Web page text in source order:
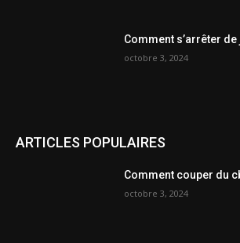
Comment s’arrêter
octobre 3, 2024
ARTICLES POPULAIRES
Comment couper du
octobre 3, 2024